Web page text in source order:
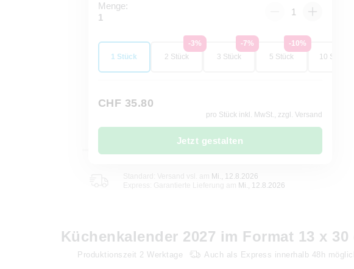
Menge:
1
1 Stück
-3%
2 Stück
-7%
3 Stück
-10%
5 Stück
10 Stück
CHF 35.80
pro Stück inkl. MwSt., zzgl. Versand
Jetzt gestalten
Mi., 12.8.2026
Express: Garantierte Lieferung am Mi., 12.8.2026
Küchenkalender 2027 im Format 13 x 30
Produktionszeit 2 Werktage Auch als Express innerhalb 48h